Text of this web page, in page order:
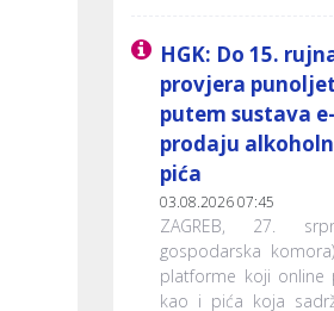
HGK: Do 15.
provjera
putem sustava
prodaju
pića
03.08.2026 07:45
ZAGREB, 27.
gospodarska
platforme koji online
kao i pića koja